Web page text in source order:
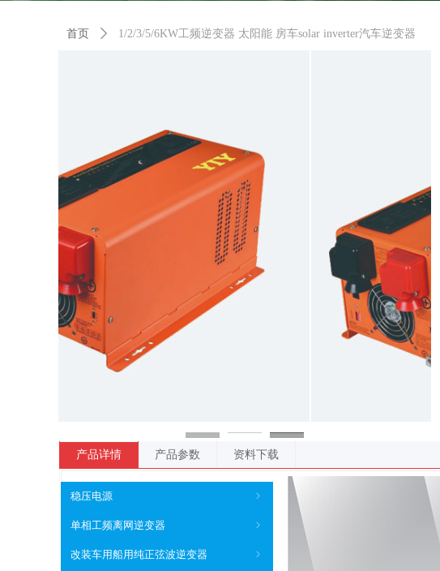
首页 ꄲ 1/2/3/5/6KW工频逆变器 太阳能 房车solar inverter汽车逆变器
产品详情 产品参数 资料下载
ꁇ
稳压电源
ꁇ
单相工频离网逆变器
ꁇ
改装车用船用纯正弦波逆变器